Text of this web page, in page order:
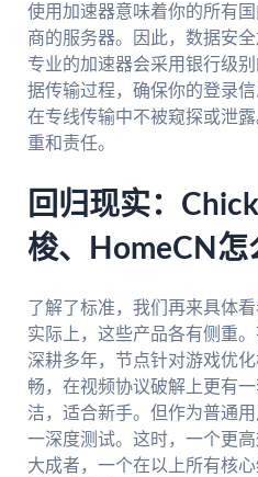
使用加速器意味着你的所有
商的服务器。因此，数据安
专业的加速器会采用银行级
据传输过程，确保你的登录
在专线传输中不被窥探或泄
重和责任。
回归现实：
梭、HomeCN怎
了解了标准，我们再来具体
实际上，这些产品各有侧重
深耕多年，节点针对游戏优
畅，在视频协议破解上更有
洁，适合新手。但作为普通
一深度测试。这时，一个更
大成者，一个在以上所有核